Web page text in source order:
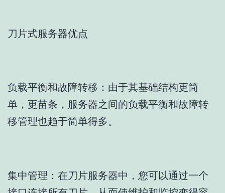
刀片式服务器优点
负载平衡和故障转移：由于其基础结构更简
单，更苗条，服务器之间的负载平衡和故障转
移管理也趋于简单得多。
集中管理：在刀片服务器中，您可以通过一个